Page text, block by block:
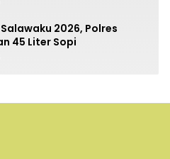
2026, Polres
45 Liter Sopi